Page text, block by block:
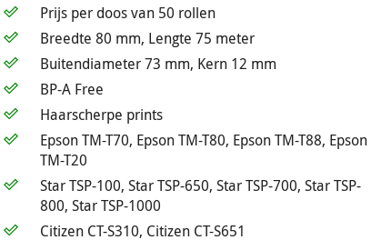
Prijs per doos van 50 rollen
Breedte 80 mm, Lengte 75 meter
Buitendiameter 73 mm, Kern 12 mm
BP-A Free
Haarscherpe prints
Epson TM-T70, Epson TM-T80, Epson TM-T88, Epson
TM-T20
Star TSP-100, Star TSP-650, Star TSP-700, Star TSP-
800, Star TSP-1000
Citizen CT-S310, Citizen CT-S651